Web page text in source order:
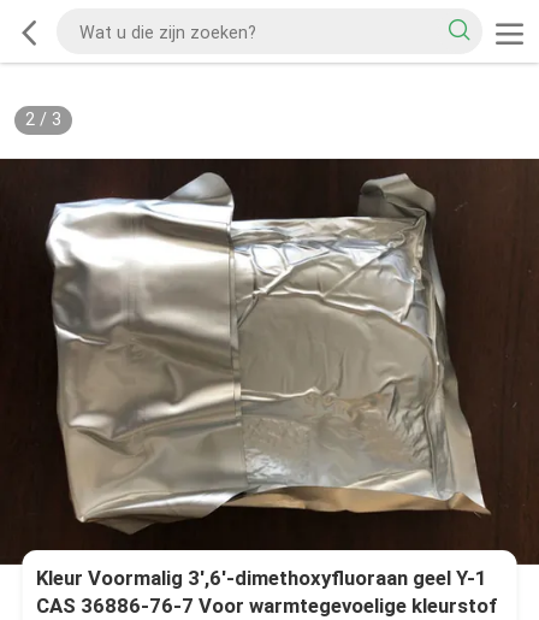
2/ 3
Kleur Voormalig 3',6'-dimethoxyfluoraan geel Y-1
CAS 36886-76-7 Voor warmtegevoelige kleurstof